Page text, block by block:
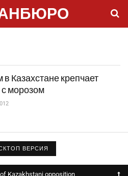
в Казахстане крепчает
с морозом
ВЕРСИЯ
Kazakhstani opposition